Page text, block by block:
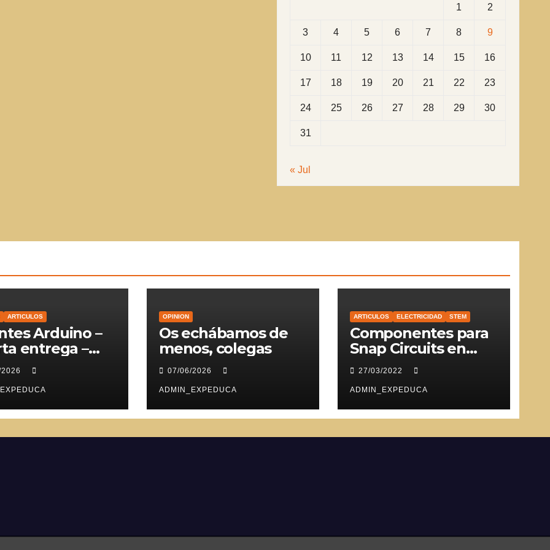
1 2
3 4 5 6 7 8 9
10 11 12 13 14 15 16
17 18 19 20 21 22 23
24 25 26 27 28 29 30
31
« Jul
ARTICULOS
Arduino –
entrega –
OPINION
Os echábamos de
menos, colegas
07/06/2026
ADMIN_EXPEDUCA
ARTICULOS ELECTRICIDAD STEM
Componentes para
Snap Circuits en
SVG
27/03/2022
ADMIN_EXPEDUCA